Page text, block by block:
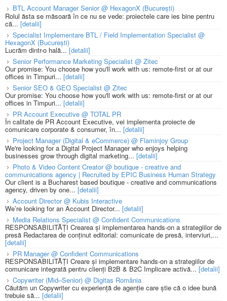
BTL Account Manager Senior @ HexagonX (București)
Rolul ăsta se măsoară în ce nu se vede: proiectele care ies bine pentru
că... [detalii]
Specialist Implementare BTL / Field Implementation Specialist @
HexagonX (București)
Lucrăm dintr-o hală...[detalii]
Senior Performance Marketing Specialist @ Zitec
Our promise: You choose how you'll work with us: remote-first or at our
offices in Timpuri... [detalii]
Senior SEO & GEO Specialist @ Zitec
Our promise: You choose how you'll work with us: remote-first or at our
offices in Timpuri... [detalii]
PR Account Executive @ TOTAL PR
În calitate de PR Account Executive, vei implementa proiecte de
comunicare corporate & consumer, în... [detalii]
Project Manager (Digital & eCommerce) @ Flaminjoy Group
We're looking for a Digital Project Manager who enjoys helping
businesses grow through digital marketing... [detalii]
Photo & Video Content Creator @ boutique - creative and
communications agency | Recruited by EPIC Business Human Strategy
Our client is a Bucharest based boutique - creative and communications
agency, driven by one... [detalii]
Account Director @ Kubis Interactive
We’re looking for an Account Director... [detalii]
Media Relations Specialist @ Confident Communications
RESPONSABILITĂȚI Crearea și implementarea hands-on a strategiilor de
presă Redactarea de conținut editorial: comunicate de presă, interviuri,...
[detalii]
PR Manager @ Confident Communications
RESPONSABILITĂȚI Creare și implementare hands-on a strategiilor de
comunicare integrată pentru clienți B2B & B2C Implicare activă... [detalii]
Copywriter (Mid–Senior) @ Digitas România
Căutăm un Copywriter cu experiență de agenție care știe că o idee bună
trebuie să... [detalii]